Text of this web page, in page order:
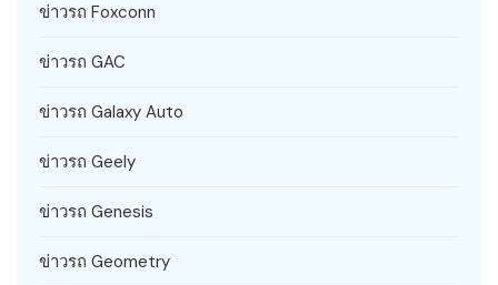
ข่าวรถ Foxconn
ข่าวรถ GAC
ข่าวรถ Galaxy Auto
ข่าวรถ Geely
ข่าวรถ Genesis
ข่าวรถ Geometry